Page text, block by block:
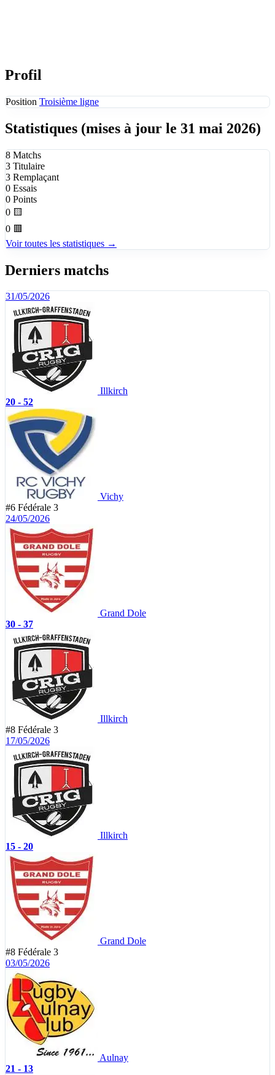
Profil
Position Troisième ligne
Statistiques (mises à jour le 31 mai 2026)
8 Matchs
3 Titulaire
3 Remplaçant
0 Essais
0 Points
0 🟨
0 🟥
Voir toutes les statistiques →
Derniers matchs
31/05/2026
Illkirch
20 - 52
Vichy
#6 Fédérale 3
24/05/2026
Grand Dole
30 - 37
Illkirch
#8 Fédérale 3
17/05/2026
Illkirch
15 - 20
Grand Dole
#8 Fédérale 3
03/05/2026
Aulnay
21 - 13